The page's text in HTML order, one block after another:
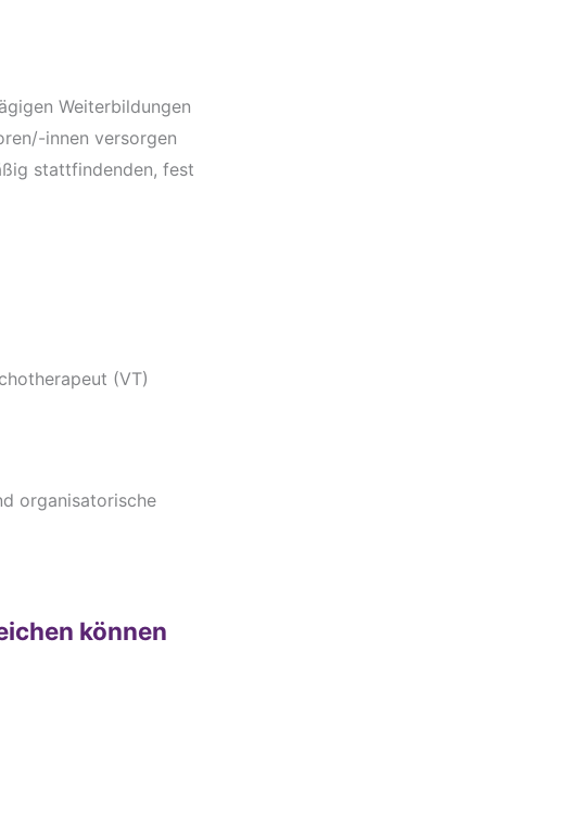
Weiterbildungen
innen versorgen
stattfindenden, fest
(VT)
organisatorische
können